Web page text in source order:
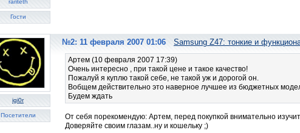
Гости
igi0r
Посетители
№2: 11 февраля 2007 01:06 Samsung Z47: тонкие и
Артем (10 февраля 2007 17:39)
Очень интересно , при такой цене и такое качество!
Пожалуй я куплю такой себе, не такой уж и дорогой он.
Вобщем действительно это наверное лучшее из бюджетных
Будем ждать
От себя порекомендую: Артем, перед покупкой внимательно
Доверяйте своим глазам..ну и кошельку ;)